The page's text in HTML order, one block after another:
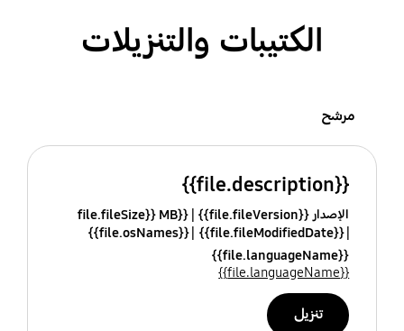
الكتيبات والتنزيلات
مرشح
{{file.description}}
الإصدار {{file.fileVersion}}
{{file.fileSize}} MB
{{file.fileModifiedDate}}
{{file.osNames}}
{{file.languageName}}
{{file.languageName}}
تنزيل